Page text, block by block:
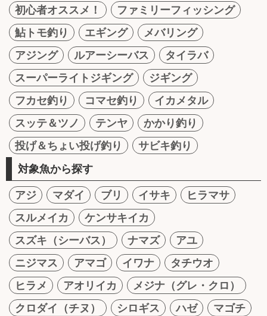
初心者オススメ！
ファミリーフィッシング
鮎トモ釣り
エギング
メバリング
アジング
ルアーシーバス
タイラバ
スーパーライトジギング
ジギング
フカセ釣り
コマセ釣り
イカメタル
スッテ＆ツノ
テンヤ
かかり釣り
投げ＆ちょい投げ釣り
サビキ釣り
対象魚から探す
アジ マダイ ブリ イサキ
ヒラマサ
スルメイカ
ケンサキイカ
スズキ（シーバス）
ナマズ
アユ
ニジマス
アマゴ イワナ
タチウオ
ヒラメ
アオリイカ
メジナ（グレ・クロ）
クロダイ（チヌ）
シロギス ハゼ
マゴチ